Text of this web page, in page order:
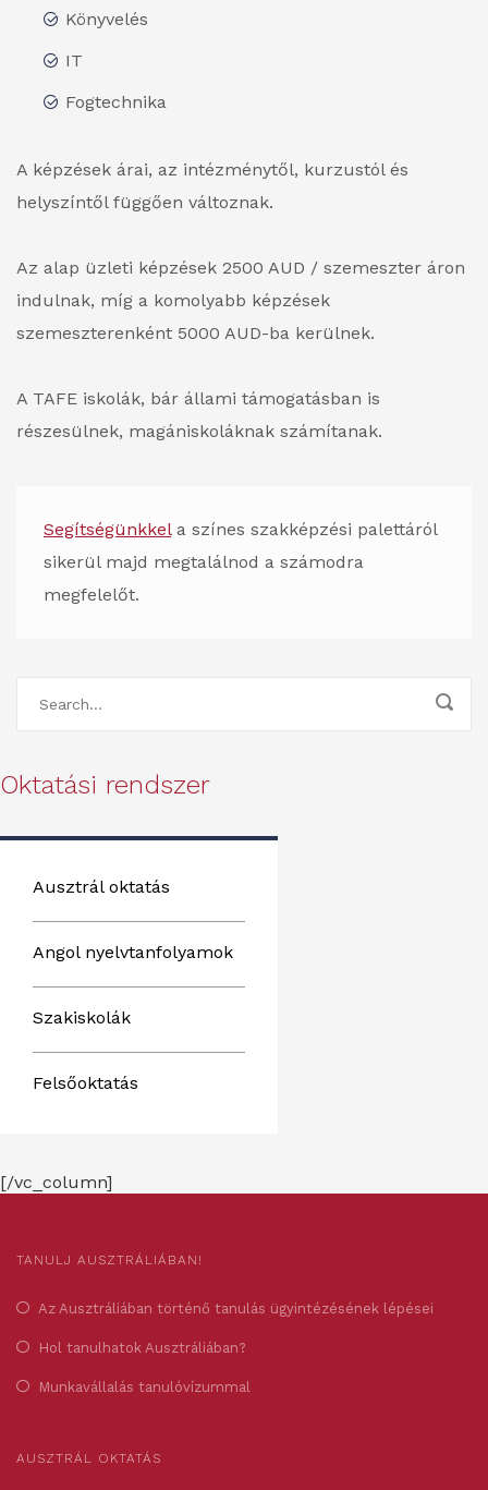
Könyvelés
IT
Fogtechnika
A képzések árai, az intézménytől, kurzustól és
helyszíntől függően változnak.
Az alap üzleti képzések 2500 AUD / szemeszter áron
indulnak, míg a komolyabb képzések
szemeszterenként 5000 AUD-ba kerülnek.
A TAFE iskolák, bár állami támogatásban is
részesülnek, magániskoláknak számítanak.
Segítségünkkela színes szakképzési palettáról
sikerül majd megtalálnod a számodra
megfelelőt.
Oktatási rendszer
Ausztrál oktatás
Angol nyelvtanfolyamok
Szakiskolák
Felsőoktatás
[/vc_column]
TANULJ AUSZTRÁLIÁBAN!
Az Ausztráliában történő tanulás ügyintézésének lépései
Hol tanulhatok Ausztráliában?
Munkavállalás tanulóvízummal
AUSZTRÁL OKTATÁS